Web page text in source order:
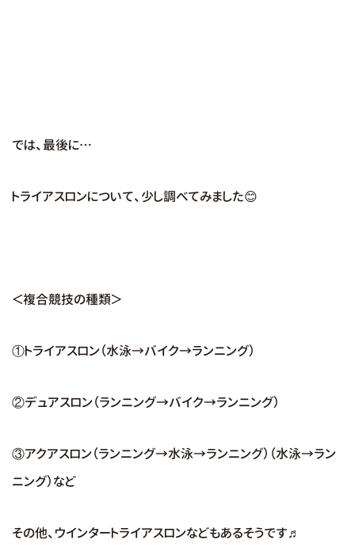
では、最後に…
トライアスロンについて、少し調べてみました😊
＜複合競技の種類＞
①トライアスロン（水泳→バイク→ランニング）
②デュアスロン（ランニング→バイク→ランニング）
③アクアスロン（ランニング→水泳→ランニング）（水泳→ラン
ニング）など
その他、ウインタートライアスロンなどもあるそうです♬